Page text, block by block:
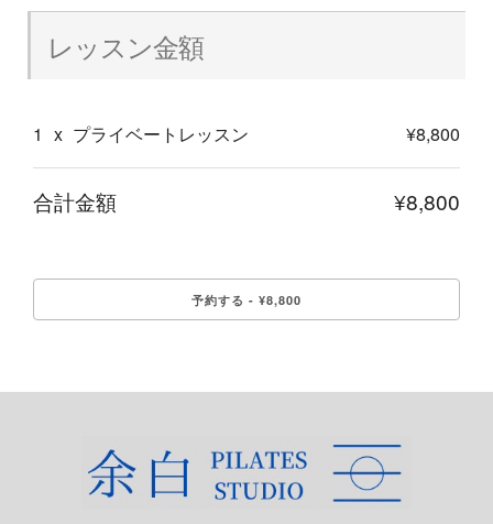
レッスン金額
1 x プライベートレッスン ¥8,800
合計金額 ¥8,800